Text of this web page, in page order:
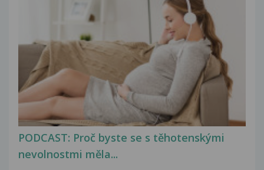
PODCAST: Proč byste se s těhotenskými
nevolnostmi měla...